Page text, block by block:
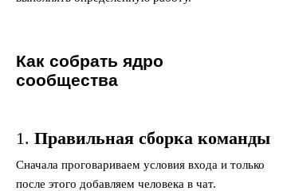
Как собрать ядро
сообщества
1. Правильная сборка команды
Сначала проговариваем условия входа и только
после этого добавляем человека в чат.